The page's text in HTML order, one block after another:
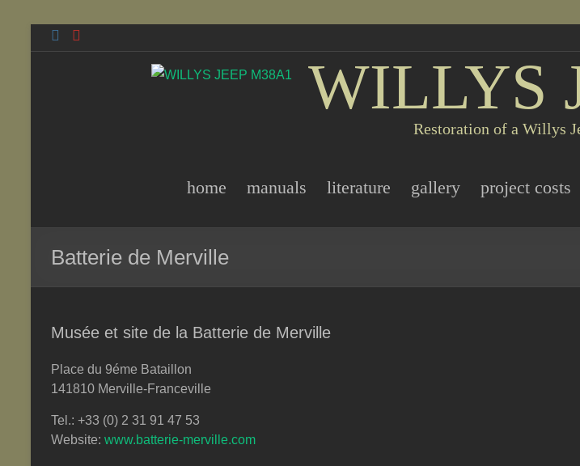
Skip
WILLYS
Restoration of a Willys
home manuals literature gallery project costs
Batterie de Merville
Musée et site de la Batterie de Merville
Place du 9éme Bataillon
141810 Merville-Franceville
Tel.: +33 (0) 2 31 91 47 53
Website: www.batterie-merville.com